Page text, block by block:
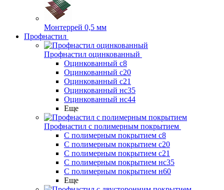
Монтеррей 0,5 мм
Профнастил
Профнастил оцинкованный
Оцинкованный с8
Оцинкованный с20
Оцинкованный с21
Оцинкованный нс35
Оцинкованный нс44
Еще
Профнастил с полимерным покрытием
С полимерным покрытием с8
С полимерным покрытием с20
С полимерным покрытием с21
С полимерным покрытием нс35
С полимерным покрытием н60
Еще